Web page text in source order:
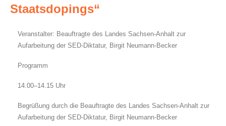
Staatsdopings“
Veranstalter: Beauftragte des Landes Sachsen-Anhalt zur
Aufarbeitung der SED-Diktatur, Birgit Neumann-Becker
Programm
14.00–14.15 Uhr
Begrüßung durch die Beauftragte des Landes Sachsen-Anhalt zur
Aufarbeitung der SED-Diktatur, Birgit Neumann-Becker